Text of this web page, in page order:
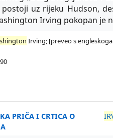
uz rijeku Hudson,
Irving pokopan je
Irving; [preveo s engleskoga
PRIČA I CRTICA O